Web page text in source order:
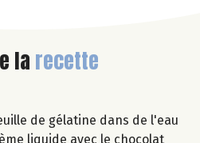
larecette
de gélatine dans de l'eau
liquide avec le chocolat